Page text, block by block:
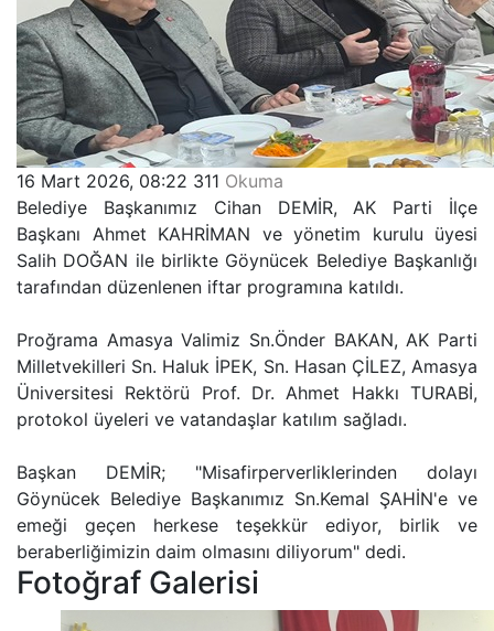
16 Mart 2026, 08:22 311 Okuma
Belediye Başkanımız Cihan DEMİR, AK Parti İlçe
Başkanı Ahmet KAHRİMAN ve yönetim kurulu üyesi
Salih DOĞAN ile birlikte Göynücek Belediye Başkanlığı
tarafından düzenlenen iftar programına katıldı.
Proğrama Amasya Valimiz Sn.Önder BAKAN, AK Parti
Milletvekilleri Sn. Haluk İPEK, Sn. Hasan ÇİLEZ, Amasya
Üniversitesi Rektörü Prof. Dr. Ahmet Hakkı TURABİ,
protokol üyeleri ve vatandaşlar katılım sağladı.
Başkan DEMİR; "Misafirperverliklerinden dolayı
Göynücek Belediye Başkanımız Sn.Kemal ŞAHİN'e ve
emeği geçen herkese teşekkür ediyor, birlik ve
beraberliğimizin daim olmasını diliyorum" dedi.
Fotoğraf Galerisi